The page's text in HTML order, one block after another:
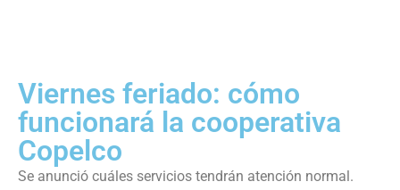
Viernes feriado: cómo
funcionará la cooperativa
Copelco
Se anunció cuáles servicios tendrán atención normal.